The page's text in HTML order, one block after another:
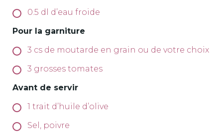
0.5 dl
d’eau froide
Pour la garniture
3 cs de moutarde en grain ou de votre choix
3 grosses tomates
Avant de servir
1 trait d’huile d’olive
Sel, poivre